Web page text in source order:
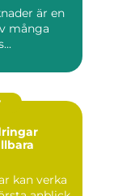
är en
många
kan verka